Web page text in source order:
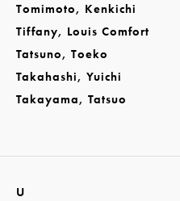
Tomimoto, Kenkichi
Tiffany, Louis Comfort
Tatsuno, Toeko
Takahashi, Yuichi
Takayama, Tatsuo
U